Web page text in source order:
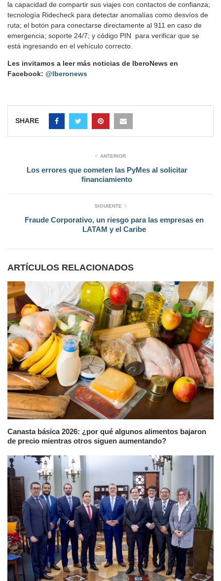
la capacidad de compartir sus viajes con contactos de confianza;
tecnología Ridecheck para detectar anomalías como desvíos de
ruta; el botón para conectarse directamente al 911 en caso de
emergencia; soporte 24/7; y código PIN para verificar que se
está ingresando en el vehículo correcto.
Les invitamos a leer más noticias de IberoNews en
Facebook: @Iberonews
SHARE
ANTERIOR
Los errores que cometen las PyMes al solicitar
financiamiento
SIGUIENTE
Fraude Corporativo, un riesgo para las empresas en
LATAM y el Caribe
ARTÍCULOS RELACIONADOS
Canasta básica 2026: ¿por qué algunos alimentos bajaron
de precio mientras otros siguen aumentando?